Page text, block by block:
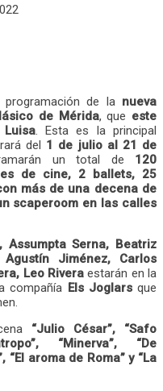
de la nueva
de Mérida, que este
. Esta es la principal
del 1 de julio al 21 de
un total de 120
de cine, 2 ballets, 25
más de una decena de
scaperoom en las calles
Assumpta Serna, Beatriz
Agustín Jiménez, Carlos
Leo Rivera estarán en la
compañía Els Joglarsque
“Julio César”, “Safo
“Minerva”, “De
“El aroma de Roma” y “La